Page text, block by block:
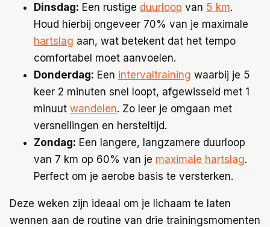
Dinsdag: Een rustige duurloop van 5 km.
Houd hierbij ongeveer 70% van je maximale
hartslag aan, wat betekent dat het tempo
comfortabel moet aanvoelen.
Donderdag: Een intervaltraining waarbij je 5
keer 2 minuten snel loopt, afgewisseld met 1
minuut wandelen. Zo leer je omgaan met
versnellingen en hersteltijd.
Zondag: Een langere, langzamere duurloop
van 7 km op 60% van je maximale hartslag.
Perfect om je aerobe basis te versterken.
Deze weken zijn ideaal om je lichaam te laten
wennen aan de routine van drie trainingsmomenten